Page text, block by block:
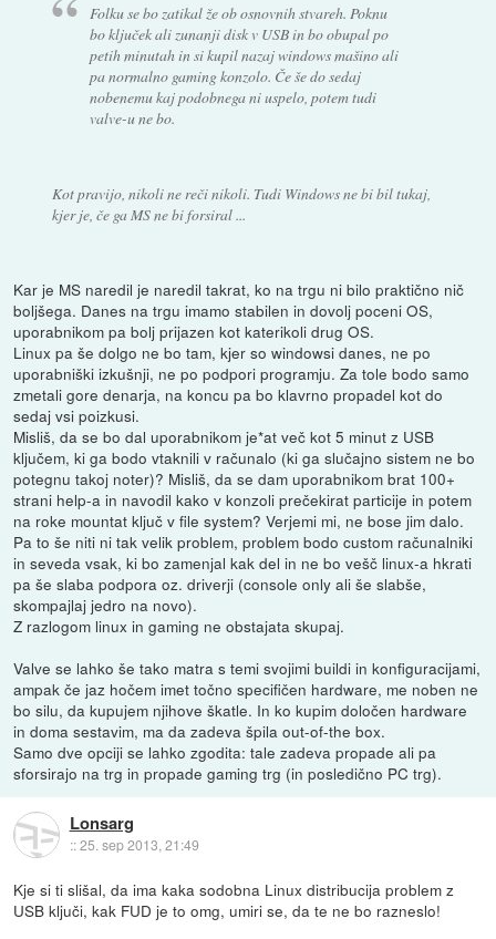
Folku se bo zatikal že ob osnovnih stvareh. Poknu
bo ključek ali zunanji disk v USB in bo obupal po
petih minutah in si kupil nazaj windows mašino ali
pa normalno gaming konzolo. Če še do sedaj
nobenemu kaj podobnega ni uspelo, potem tudi
valve-u ne bo.
Kot pravijo, nikoli ne reči nikoli. Tudi Windows ne bi bil tukaj,
kjer je, če ga MS ne bi forsiral ...
Kar je MS naredil je naredil takrat, ko na trgu ni bilo praktično nič
boljšega. Danes na trgu imamo stabilen in dovolj poceni OS,
uporabnikom pa bolj prijazen kot katerikoli drug OS.
Linux pa še dolgo ne bo tam, kjer so windowsi danes, ne po
uporabniški izkušnji, ne po podpori programju. Za tole bodo samo
zmetali gore denarja, na koncu pa bo klavrno propadel kot do
sedaj vsi poizkusi.
Misliš, da se bo dal uporabnikom je*at več kot 5 minut z USB
ključem, ki ga bodo vtaknili v računalo (ki ga slučajno sistem ne bo
potegnu takoj noter)? Misliš, da se dam uporabnikom brat 100+
strani help-a in navodil kako v konzoli prečekirat particije in potem
na roke mountat ključ v file system? Verjemi mi, ne bose jim dalo.
Pa to še niti ni tak velik problem, problem bodo custom računalniki
in seveda vsak, ki bo zamenjal kak del in ne bo vešč linux-a hkrati
pa še slaba podpora oz. driverji (console only ali še slabše,
skompajlaj jedro na novo).
Z razlogom linux in gaming ne obstajata skupaj.
Valve se lahko še tako matra s temi svojimi buildi in konfiguracijami,
ampak če jaz hočem imet točno specifičen hardware, me noben ne
bo silu, da kupujem njihove škatle. In ko kupim določen hardware
in doma sestavim, ma da zadeva špila out-of-the box.
Samo dve opciji se lahko zgodita: tale zadeva propade ali pa
sforsirajo na trg in propade gaming trg (in posledično PC trg).
Lonsarg
::25. sep 2013, 21:49
Kje si ti slišal, da ima kaka sodobna Linux distribucija problem z
USB ključi, kak FUD je to omg, umiri se, da te ne bo razneslo!